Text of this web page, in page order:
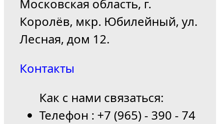
Московская область, г.
Королёв, мкр. Юбилейный, ул.
Лесная, дом 12.
Контакты
Как с нами связаться:
Телефон : +7 (965) - 390 - 74